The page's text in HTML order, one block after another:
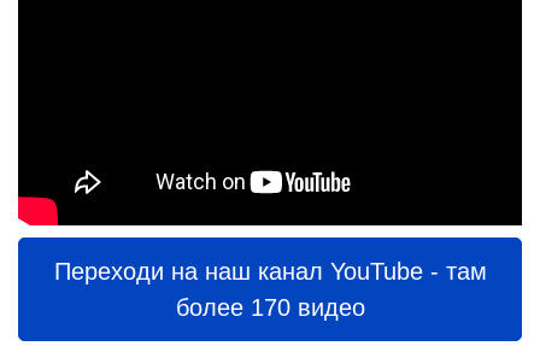
Переходи на наш канал YouTube - там
более 170 видео